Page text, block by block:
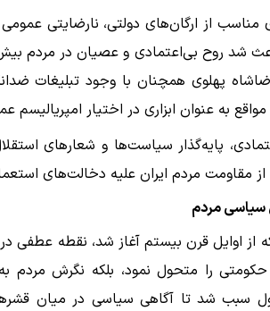
مناسب از ارگان‌های دولتی، نارضایتی
شد روح بی‌اعتمادی و عصیان در مردم
پهلوی همچنان با وجود تبلیغات
به عنوان ابزاری در اختیار امپریالیسم
پایه‌گذار سیاست‌ها و شعارهای
از مقاومت مردم ایران علیه دخالت‌های
مردم
از اوایل قرن بیستم آغاز شد، نقطه عطفی
را متحول نمود، بلکه نگرش مردم
سبب شد تا آگاهی سیاسی در میان